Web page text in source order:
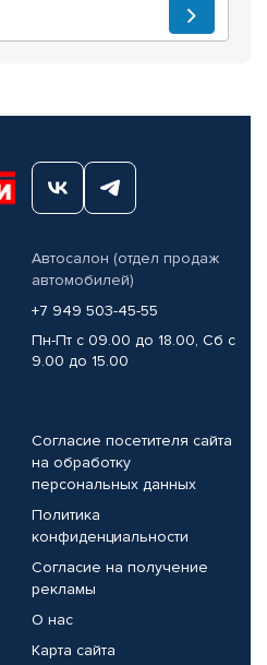
Автосалон (отдел продаж
автомобилей)
+7 949 503-45-55
Пн-Пт с 09.00 до 18.00, Сб с
9.00 до 15.00
Согласие посетителя сайта
на обработку
персональных данных
Политика
конфиденциальности
Согласие на получение
рекламы
О нас
Карта сайта